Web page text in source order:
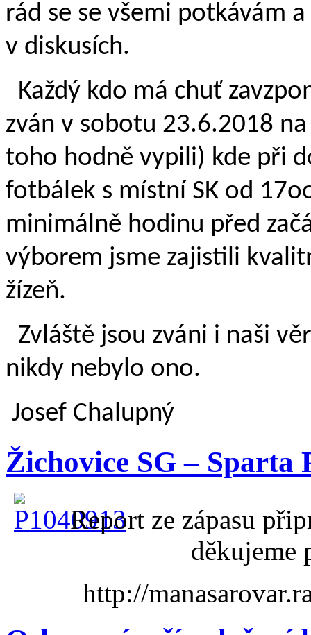
rád se se všemi potkávám
v diskusích.
Každý kdo má chuť
zván v sobotu 23.6.2018
toho hodně vypili) kde při
fotbálek s místní SK od
minimálně hodinu před
výborem jsme zajistili
žízeň.
Zvláště jsou zváni i naši
nikdy nebylo ono.
Josef Chalupný
Žichovice SG – Sparta
Report ze zápasu
děkujeme
http://